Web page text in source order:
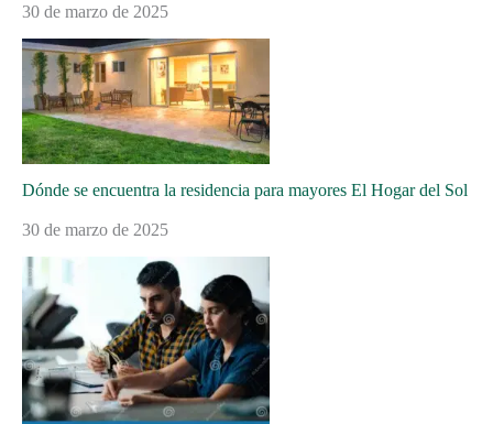
30 de marzo de 2025
Dónde se encuentra la residencia para mayores El Hogar del Sol
30 de marzo de 2025